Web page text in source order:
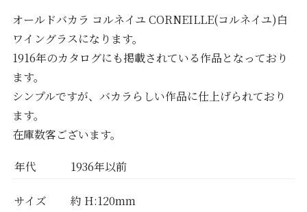
オールドバカラ コルネイユ CORNEILLE(コルネイユ)白
ワイングラスになります。
1916年のカタログにも掲載されている作品となっており
ます。
シンプルですが、バカラらしい作品に仕上げられており
ます。
在庫数客ございます。
年代 1936年以前
サイズ 約 H:120mm